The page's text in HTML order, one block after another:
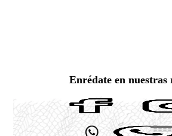
Enrédate en nuestras